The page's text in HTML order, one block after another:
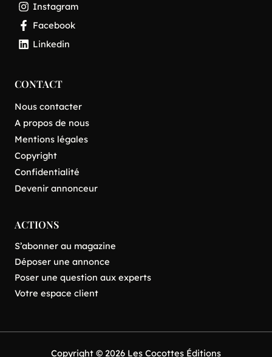
Instagram
Facebook
Linkedin
CONTACT
Nous contacter
A propos de nous
Mentions légales
Copyright
Confidentialité
Devenir annonceur
ACTIONS
S’abonner au magazine
Déposer une annonce
Poser une question aux experts
Votre espace client
Copyright © 2026 Les Cocottes Éditions